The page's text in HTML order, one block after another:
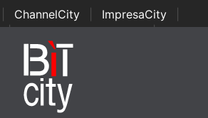
ChannelCity ImpresaCity
| Italian Channel Awards | Italian
Italian Security Awards